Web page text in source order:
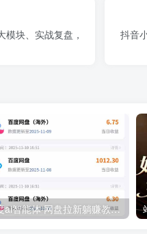
块、实战复盘，
抖音
百度ai智能体·网盘拉新躺赚教程2.0：单日收益高达1800元，30收入15w+